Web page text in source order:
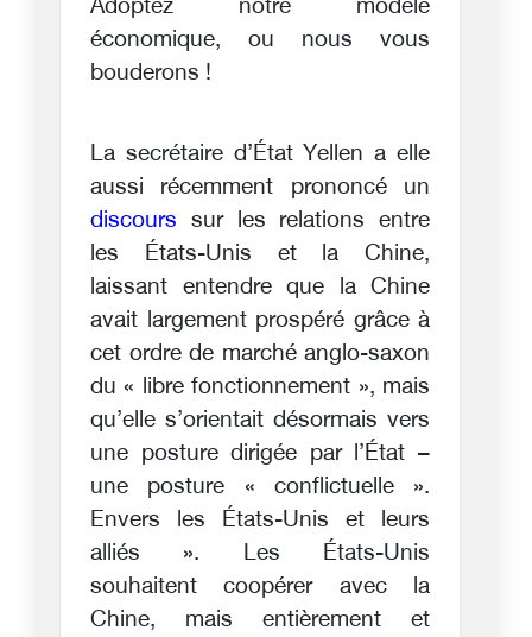
Adoptez notre modèle
économique, ou nous vous
bouderons !
La secrétaire d’État Yellen a elle
aussi récemment prononcé un
discours sur les relations entre
les États-Unis et la Chine,
laissant entendre que la Chine
avait largement prospéré grâce à
cet ordre de marché anglo-saxon
du « libre fonctionnement », mais
qu’elle s’orientait désormais vers
une posture dirigée par l’État –
une posture « conflictuelle ».
Envers les États-Unis et leurs
alliés ». Les États-Unis
souhaitent coopérer avec la
Chine, mais entièrement et